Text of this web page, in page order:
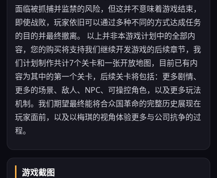
面临被抓捕并监禁的风险，但这并不意味着游戏结束，
即使战败，玩家依旧可以通过多种不同的方式达成任务
的目的并最终撤离。 以上并非本游戏计划中的全部内
容，您的购买将支持我们继续开发游戏的后续章节，我
们计划制作共计7个关卡和一张开放地图，目前已有内
容为其中的第一个关卡，后续关卡将包括：更多剧情、
更多的场景、敌人、NPC、可操控角色，以及更多玩法
机制。我们期望最终能将合众国革命的完整历史展现在
玩家面前，以及以梅琪的视角体验更多与公司抗争的过
程。
游戏截图